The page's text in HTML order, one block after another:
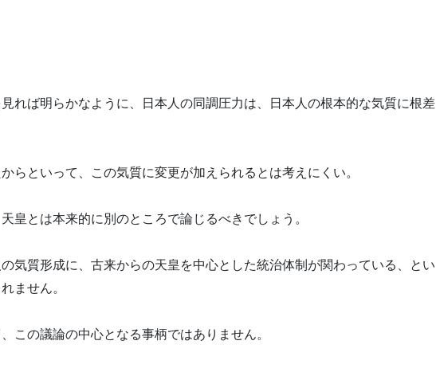
れば明らかなように、日本人の同調圧力は、日本人の根本的な気質に根差
らといって、この気質に変更が加えられるとは考えにくい。
皇とは本来的に別のところで論じるべきでしょう。
気質形成に、古来からの天皇を中心とした統治体制が関わっている、とい
ません。
この議論の中心となる事柄ではありません。